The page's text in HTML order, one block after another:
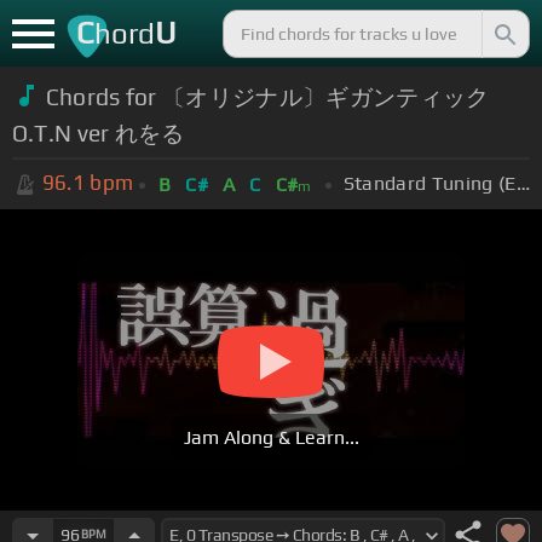
ChordU
Chords for 〔オリジナル〕ギガンティック
O.T.N ver れをる
96.1 bpm B C# A C C#m Standard Tuning (EADGBE)
Jam Along & Learn...
96 BPM